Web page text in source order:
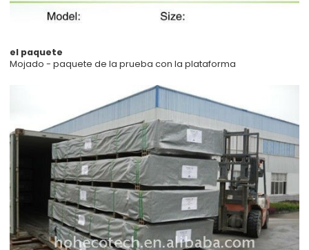
el paquete
Mojado - paquete de la prueba con la plataforma